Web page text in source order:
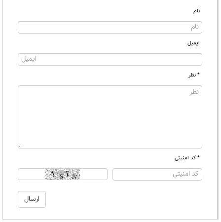
نام
ایمیل
* نظر
* کد امنیتی